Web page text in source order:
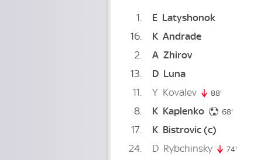
1 E Latyshonok
16
K Andrade
2
A Zhirov
13
D Luna
11
Y Kovalev 88'
8 K Kaplenko 68'
17 K Bistrovic(c)
24
D Rybchinsky 74'